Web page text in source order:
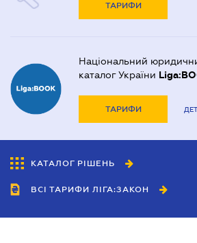
ТАРИФИ
Національний
каталог України
ТАРИФИ
КАТАЛОГ РІШЕНЬ
ВСІ ТАРИФИ ЛІГА:ЗАКОН